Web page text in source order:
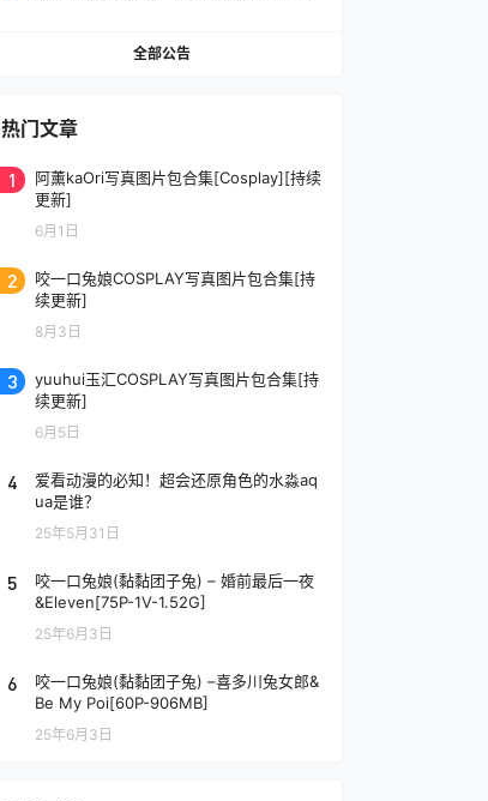
全部公告
热门文章
1
阿薰kaOri写真图片包合集[Cosplay][持续
更新]
6月1日
2
咬一口兔娘COSPLAY写真图片包合集[持
续更新]
8月3日
3
yuuhui玉汇COSPLAY写真图片包合集[持
续更新]
6月5日
4
爱看动漫的必知！超会还原角色的水淼aq
ua是谁？
25年5月31日
5
咬一口兔娘(黏黏团子兔) – 婚前最后一夜
&Eleven[75P-1V-1.52G]
25年6月3日
6
咬一口兔娘(黏黏团子兔) –喜多川兔女郎&
Be My Poi[60P-906MB]
25年6月3日